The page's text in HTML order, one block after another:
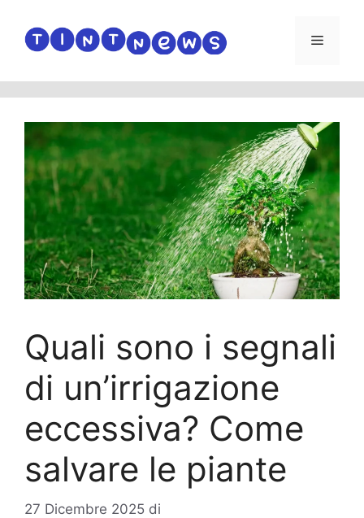
contenuto
Menu
Quali sono i segnali
di un’irrigazione
eccessiva? Come
salvare le piante
27 Dicembre 2025 di